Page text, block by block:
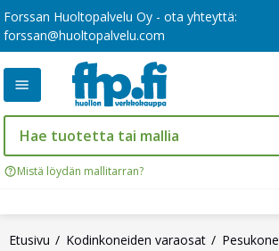
Forssan Huoltopalvelu Oy - ota yhteyttä:
forssan@huoltopalvelu.com
Mistä löydän mallitarran?
Etusivu Kodinkoneiden varaosat Pesukone